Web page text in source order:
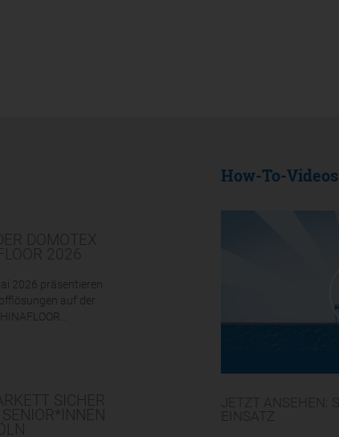
2026 präsentieren
auf der
How-To-Videos